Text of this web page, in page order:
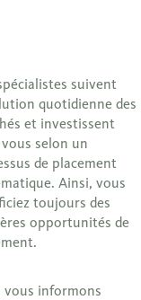
suivent
quotidienne des
et investissent
selon un
de placement
Ainsi, vous
toujours des
opportunités de
vous informons